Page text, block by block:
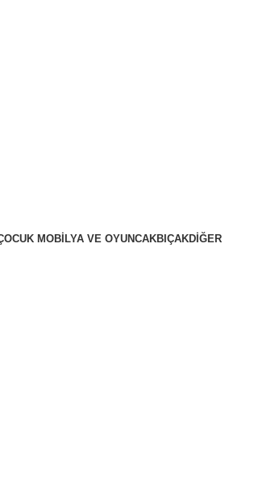
MOBILYA VE OYUNCAKBIÇAKDIĞER